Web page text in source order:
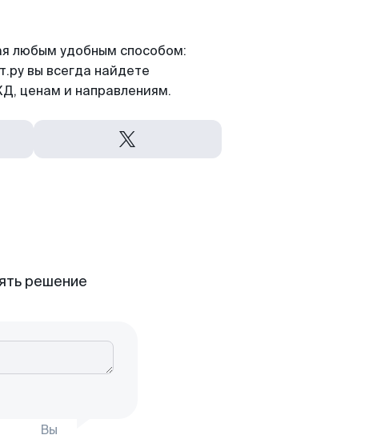
любым удобным способом:
вы всегда найдете
ценам и направлениям.
решение
Вы